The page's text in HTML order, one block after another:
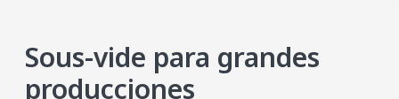
Sous-vide para grandes
producciones